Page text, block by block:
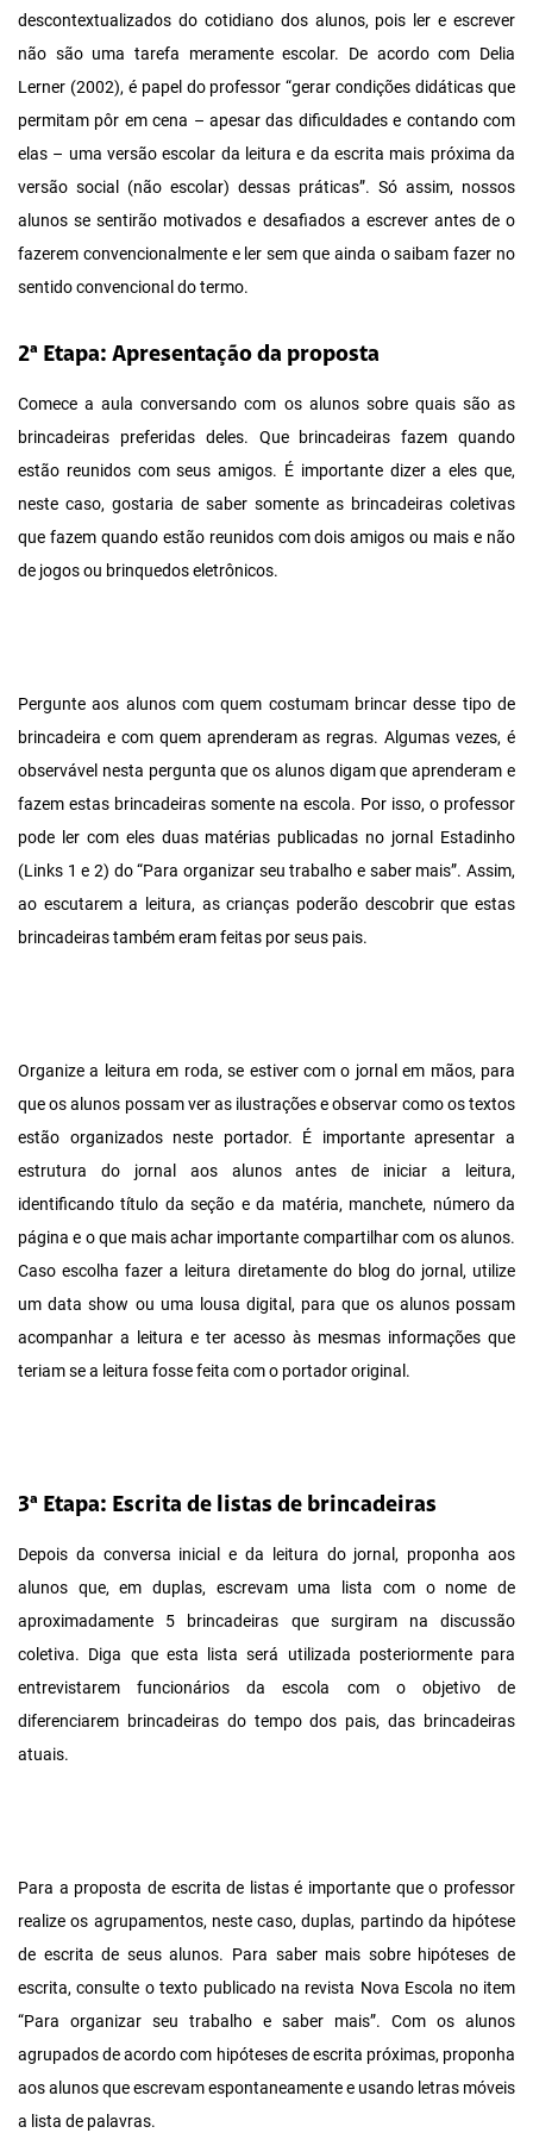
descontextualizados do cotidiano dos alunos, pois ler e escrever
não são uma tarefa meramente escolar. De acordo com Delia
Lerner (2002), é papel do professor “gerar condições didáticas que
permitam pôr em cena – apesar das dificuldades e contando com
elas – uma versão escolar da leitura e da escrita mais próxima da
versão social (não escolar) dessas práticas”. Só assim, nossos
alunos se sentirão motivados e desafiados a escrever antes de o
fazerem convencionalmente e ler sem que ainda o saibam fazer no
sentido convencional do termo.
2ª Etapa: Apresentação da proposta
Comece a aula conversando com os alunos sobre quais são as
brincadeiras preferidas deles. Que brincadeiras fazem quando
estão reunidos com seus amigos. É importante dizer a eles que,
neste caso, gostaria de saber somente as brincadeiras coletivas
que fazem quando estão reunidos com dois amigos ou mais e não
de jogos ou brinquedos eletrônicos.
Pergunte aos alunos com quem costumam brincar desse tipo de
brincadeira e com quem aprenderam as regras. Algumas vezes, é
observável nesta pergunta que os alunos digam que aprenderam e
fazem estas brincadeiras somente na escola. Por isso, o professor
pode ler com eles duas matérias publicadas no jornal Estadinho
(Links 1 e 2) do “Para organizar seu trabalho e saber mais”. Assim,
ao escutarem a leitura, as crianças poderão descobrir que estas
brincadeiras também eram feitas por seus pais.
Organize a leitura em roda, se estiver com o jornal em mãos, para
que os alunos possam ver as ilustrações e observar como os textos
estão organizados neste portador. É importante apresentar a
estrutura do jornal aos alunos antes de iniciar a leitura,
identificando título da seção e da matéria, manchete, número da
página e o que mais achar importante compartilhar com os alunos.
Caso escolha fazer a leitura diretamente do blog do jornal, utilize
um data show ou uma lousa digital, para que os alunos possam
acompanhar a leitura e ter acesso às mesmas informações que
teriam se a leitura fosse feita com o portador original.
3ª Etapa: Escrita de listas de brincadeiras
Depois da conversa inicial e da leitura do jornal, proponha aos
alunos que, em duplas, escrevam uma lista com o nome de
aproximadamente 5 brincadeiras que surgiram na discussão
coletiva. Diga que esta lista será utilizada posteriormente para
entrevistarem funcionários da escola com o objetivo de
diferenciarem brincadeiras do tempo dos pais, das brincadeiras
atuais.
Para a proposta de escrita de listas é importante que o professor
realize os agrupamentos, neste caso, duplas, partindo da hipótese
de escrita de seus alunos. Para saber mais sobre hipóteses de
escrita, consulte o texto publicado na revista Nova Escola no item
“Para organizar seu trabalho e saber mais”. Com os alunos
agrupados de acordo com hipóteses de escrita próximas, proponha
aos alunos que escrevam espontaneamente e usando letras móveis
a lista de palavras.